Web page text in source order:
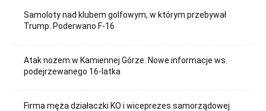
Samoloty nad klubem golfowym, w którym przebywał
Trump. Poderwano F-16
Atak nożem w Kamiennej Górze. Nowe informacje ws.
podejrzewanego 16-latka
Firma męża działaczki KO i wiceprezes samorządowej